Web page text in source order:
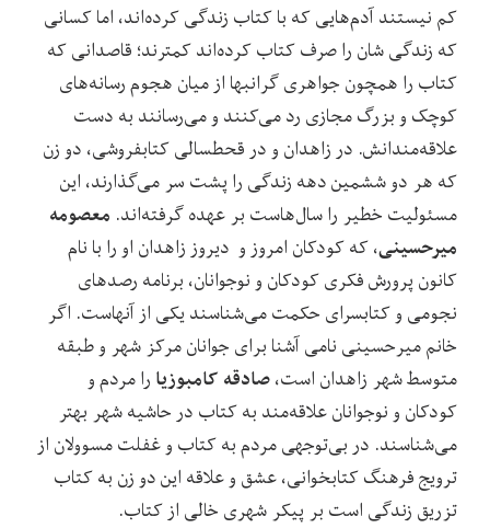
کم نیستند آدم‌هایی که با کتاب زندگی کرده‌اند، اما کسانی
که زندگی شان را صرف کتاب کرده‌اند کمترند؛ قاصدانی که
کتاب را همچون جواهری گرانبها از میان هجوم رسانه‌های
کوچک و بزرگ مجازی رد می‌کنند و می‌رسانند به دست
علاقه‌مندانش. در زاهدان و در قحطسالی کتابفروشی، دو زن
که هر دو ششمین دهه زندگی را پشت سر می‌گذارند، این
مسئولیت خطیر را سال‌هاست بر عهده گرفته‌اند. معصومه
میرحسینی، که کودکان امروز و دیروز زاهدان او را با نام
کانون پرورش فکری کودکان و نوجوانان، برنامه رصدهای
نجومی و کتابسرای حکمت می‌شناسند یکی از آنهاست. اگر
خانم میرحسینی نامی آشنا برای جوانان مرکز شهر و طبقه
متوسط شهر زاهدان است،صادقه کامبوزیا را مردم و
کودکان و نوجوانان علاقه‌مند به کتاب در حاشیه شهر بهتر
می‌شناسند. در بی‌توجهی مردم به کتاب و غفلت مسوولان از
ترویج فرهنگ کتابخوانی، عشق و علاقه این دو زن به کتاب
تزریق زندگی است بر پیکر شهری خالی از کتاب.